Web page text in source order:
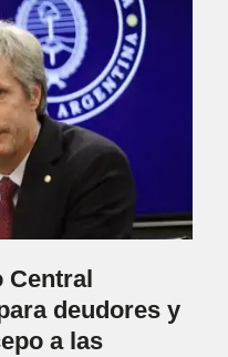
Central
deudores y
a las